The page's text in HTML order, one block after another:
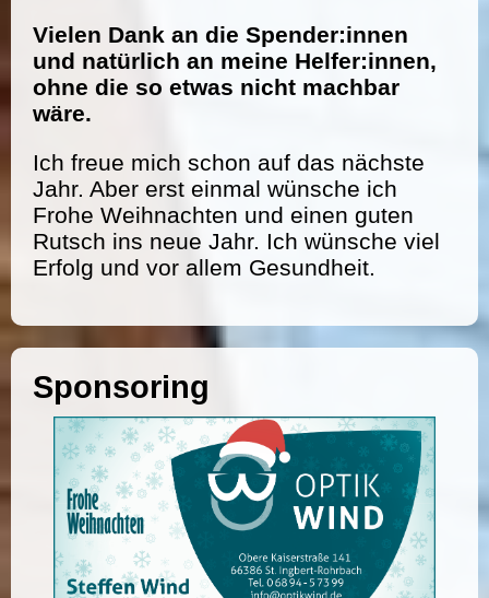
Vielen Dank an die Spender:innen
und natürlich an meine Helfer:innen,
ohne die so etwas nicht machbar
wäre.
Ich freue mich schon auf das nächste
Jahr. Aber erst einmal wünsche ich
Frohe Weihnachten und einen guten
Rutsch ins neue Jahr. Ich wünsche viel
Erfolg und vor allem Gesundheit.
Sponsoring